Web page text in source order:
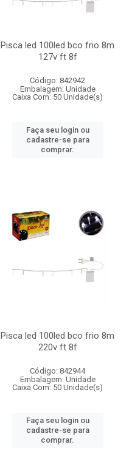
Pisca led 100led bco frio 8m
127v ft 8f
Código: 842942
Embalagem: Unidade
Caixa Com: 50 Unidade(s)
Faça seu login ou
cadastre-se para
comprar.
Pisca led 100led bco frio 8m
220v ft 8f
Código: 842944
Embalagem: Unidade
Caixa Com: 50 Unidade(s)
Faça seu login ou
cadastre-se para
comprar.